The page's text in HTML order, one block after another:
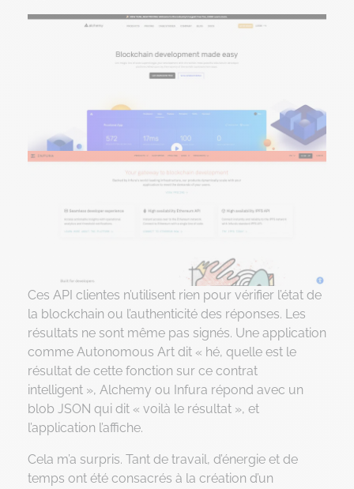
Ces API clientes n’utilisent rien pour vérifier l’état de
la blockchain ou l’authenticité des réponses. Les
résultats ne sont même pas signés. Une application
comme Autonomous Art dit « hé, quelle est le
résultat de cette fonction sur ce contrat
intelligent », Alchemy ou Infura répond avec un
blob JSON qui dit « voilà le résultat », et
l’application l’affiche.
Cela m’a surpris. Tant de travail, d’énergie et de
temps ont été consacrés à la création d’un